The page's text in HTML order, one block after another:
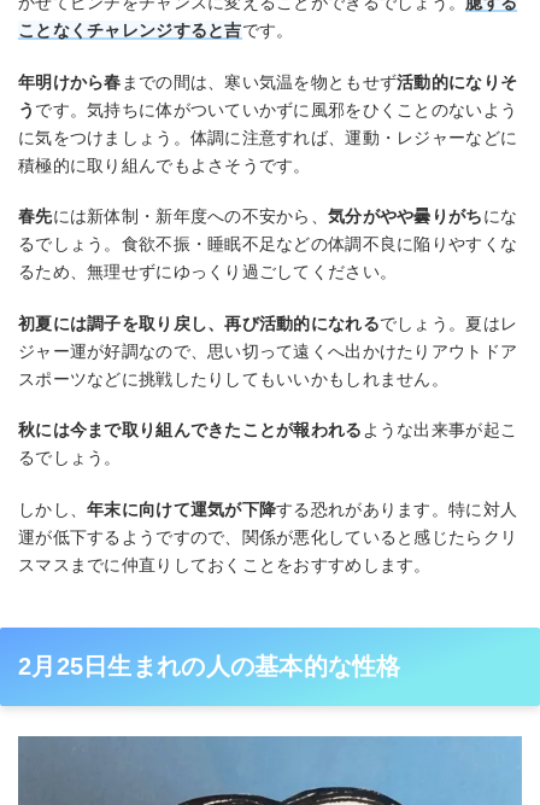
ことなくチャレンジすると吉です。
年明けから春 までの間は、寒い気温を物ともせず活動的になりそ
う です。気持ちに体がついていかずに風邪をひくことのないよう
に気をつけましょう。体調に注意すれば、運動・レジャーなどに
積極的に取り組んでもよさそうです。
春先には新体制・新年度への不安から、気分がやや曇りがちにな
るでしょう。食欲不振・睡眠不足などの体調不良に陥りやすくな
るため、無理せずにゆっくり過ごしてください。
初夏には調子を取り戻し、再び活動的になれるでしょう。夏はレ
ジャー運が好調なので、思い切って遠くへ出かけたりアウトドア
スポーツなどに挑戦したりしてもいいかもしれません。
秋には今まで取り組んできたことが報われるような出来事が起こ
るでしょう。
しかし、年末に向けて運気が下降する恐れがあります。特に対人
運が低下するようですので、関係が悪化していると感じたらクリ
スマスまでに仲直りしておくことをおすすめします。
2月25日生まれの人の基本的な性格